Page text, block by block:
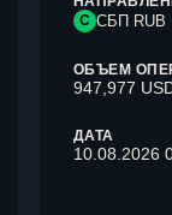
С СБП RUB
ОБЪЕМ
947,977
ДАТА
10.08.2026